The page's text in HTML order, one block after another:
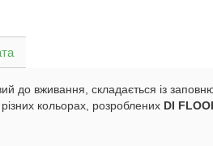
до вживання, складається із
кольорах, розроблених DI